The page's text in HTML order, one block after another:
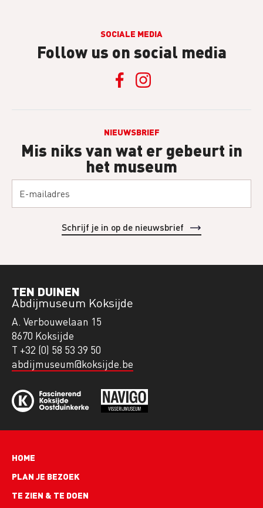
SOCIALE MEDIA
Follow us on social media
NIEUWSBRIEF
Mis niks van wat er gebeurt in
het museum
TEN DUINEN
Abdijmuseum Koksijde
A. Verbouwelaan 15
8670 Koksijde
T +32 (0) 58 53 39 50
abdijmuseum@koksijde.be
Hoofdnavigatie
HOME
PLAN JE BEZOEK
TE ZIEN & TE DOEN